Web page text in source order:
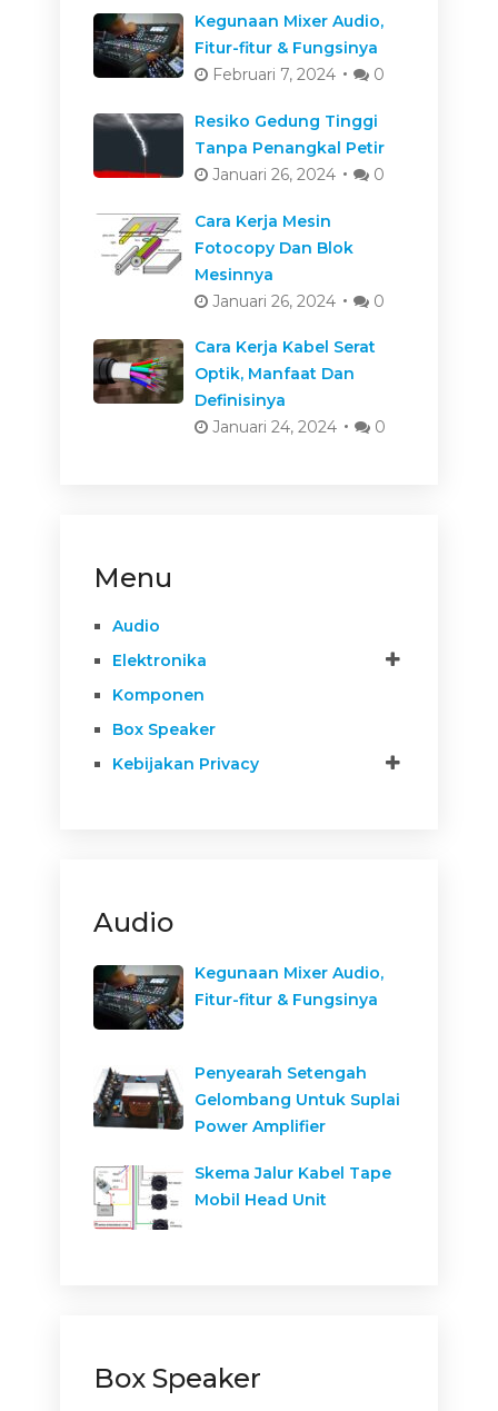
Kegunaan Mixer Audio,
Fitur-fitur & Fungsinya
Februari 7, 2024
0
Resiko Gedung Tinggi
Tanpa Penangkal Petir
Januari 26, 2024
0
Cara Kerja Mesin
Fotocopy Dan Blok
Mesinnya
Januari 26, 2024
0
Cara Kerja Kabel Serat
Optik, Manfaat Dan
Definisinya
Januari 24, 2024
0
Menu
Audio
Elektronika
Komponen
Box Speaker
Kebijakan Privacy
Audio
Kegunaan Mixer Audio,
Fitur-fitur & Fungsinya
Penyearah Setengah
Gelombang Untuk Suplai
Power Amplifier
Skema Jalur Kabel Tape
Mobil Head Unit
Box Speaker